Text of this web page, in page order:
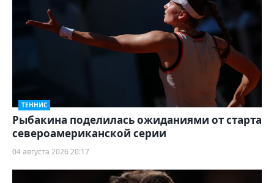
ТЕННИС
Рыбакина поделилась ожиданиями от старта
североамериканской серии
04 августа 2026 20:17